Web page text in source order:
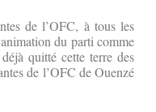
de l’OFC, à tous les
du parti comme
quitté cette terre des
de l’OFC de Ouenzé